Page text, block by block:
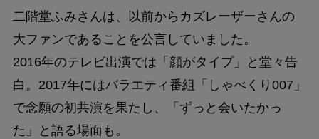
二階堂ふみさんは、以前からカズレーザーさんの
大ファンであることを公言していました。
2016年のテレビ出演では「顔がタイプ」と堂々告
白。2017年にはバラエティ番組「しゃべくり007」
で念願の初共演を果たし、「ずっと会いたかっ
た」と語る場面も。